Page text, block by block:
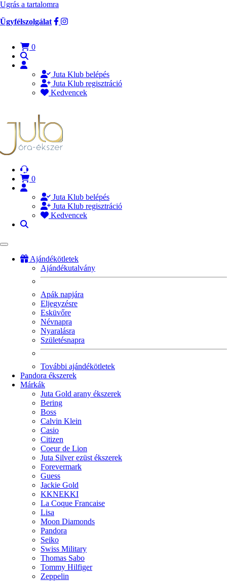
Ugrás a tartalomra
Ügyfélszolgálat
0
Juta Klub belépés
Juta Klub regisztráció
Kedvencek
0
Juta Klub belépés
Juta Klub regisztráció
Kedvencek
Ajándékötletek
Ajándékutalvány
Apák napjára
Eljegyzésre
Esküvőre
Névnapra
Nyaralásra
Születésnapra
További ajándékötletek
Pandora ékszerek
Márkák
Juta Gold arany ékszerek
Bering
Boss
Calvin Klein
Casio
Citizen
Coeur de Lion
Juta Silver ezüst ékszerek
Forevermark
Guess
Jackie Gold
KKNEKKI
La Coque Francaise
Lisa
Moon Diamonds
Pandora
Seiko
Swiss Military
Thomas Sabo
Tommy Hilfiger
Zeppelin